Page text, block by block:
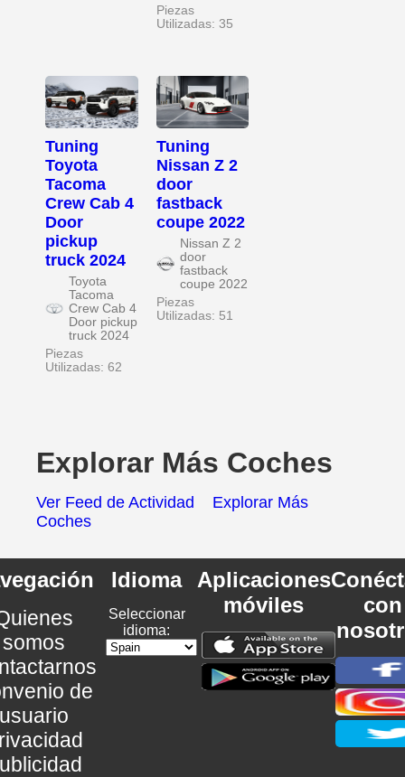
Piezas
Utilizadas: 35
Tuning
Toyota
Tacoma
Crew Cab 4
Door
pickup
truck 2024
Toyota
Tacoma
Crew Cab 4
Door pickup
truck 2024
Piezas
Utilizadas: 62
Tuning
Nissan Z 2
door
fastback
coupe 2022
Nissan Z 2
door
fastback
coupe 2022
Piezas
Utilizadas: 51
Explorar Más Coches
Ver Feed de Actividad
Explorar Más
Coches
somos
de
Idioma
Seleccionar
idioma:
Aplicaciones
móviles
con